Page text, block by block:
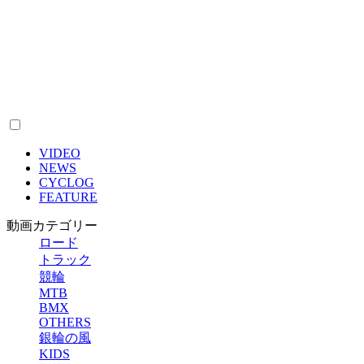
VIDEO
NEWS
CYCLOG
FEATURE
動画カテゴリー
ロード
トラック
競輪
MTB
BMX
OTHERS
銀輪の風
KIDS